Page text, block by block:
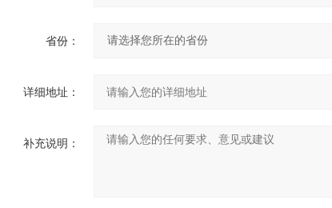
省份：
详细地址：
补充说明：